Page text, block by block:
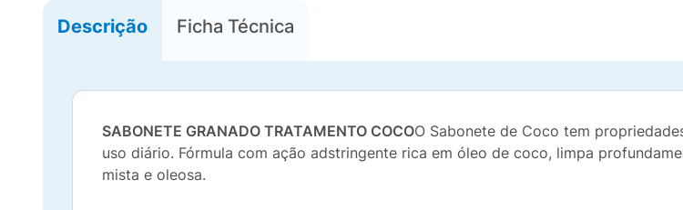
Descrição Ficha Técnica
SABONETE GRANADO TRATAMENTO COCOO Sabonete de Coco tem
uso diário. Fórmula com ação adstringente rica em óleo de coco, limpa
mista e oleosa.